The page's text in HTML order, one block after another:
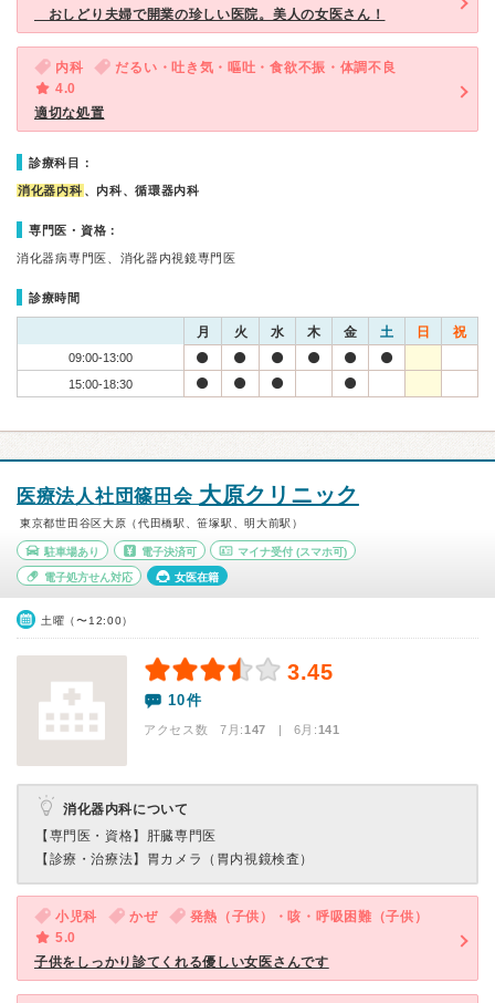
おしどり夫婦で開業の珍しい医院。美人の女医さん！
内科
だるい・吐き気・嘔吐・食欲不振・体調不良
4.0
適切な処置
診療科目：
消化器内科 、内科、循環器内科
専門医・資格：
消化器病専門医、消化器内視鏡専門医
診療時間
月 火 水 木 金 土 日 祝
09:00-13:00
15:00-18:30
医療法人社団篠田会 大原クリニック
東京都世田谷区大原（代田橋駅、笹塚駅、明大前駅）
駐車場あり 電子決済可 マイナ受付 (スマホ可)
電子処方せん対応 女医在籍
土曜（〜12:00）
3.45
10件
アクセス数 7月:147 | 6月:141
消化器内科について
【専門医・資格】 肝臓専門医
【診療・治療法】 胃カメラ（胃内視鏡検査）
小児科 かぜ
発熱（子供）・咳・呼吸困難（子供）
5.0
子供をしっかり診てくれる優しい女医さんです